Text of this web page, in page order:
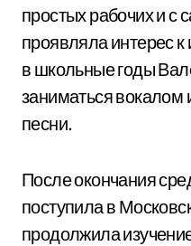
простых рабочих и с
проявляла интерес к
в школьные годы
заниматься вокалом
песни.
После окончания
поступила в
продолжила